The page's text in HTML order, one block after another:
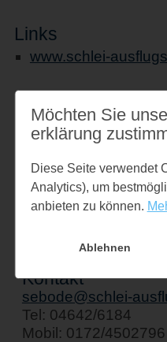
Links
www.schlei-
Veranstaltungsort
Schiff " Stadt
Am Hafen 1
24376 Kappeln
Kontakt
sebode@schlei-
Tel: 04642/6184
Mobil: 0172/4502796
Möchten Sie
erklärung
Diese Seite verwendet
Analytics), um
anbieten zu können.
Ablehnen